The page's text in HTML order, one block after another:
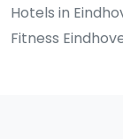
Hotels in
Fitness